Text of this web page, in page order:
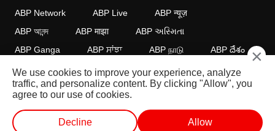
ABP Network ABP Live
ABP न्यूज़
ABP আনন্দ
ABP माझा
ABP અસ્મિતા
ABP Ganga
ABP ਸਾਂਝਾ ABP நாடு ABP దేశం
FOLLOW US
This website follows the DNPA Code of Ethics. Copyright@2026.
×
We use cookies to improve your experience, analyze
traffic, and personalize content. By clicking "Allow", you
agree to our use of cookies.
Decline Allow